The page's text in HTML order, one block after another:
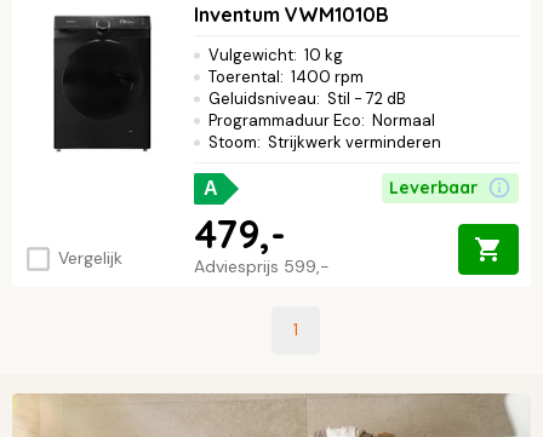
Vergelijk
Inventum VWM1010B
Vulgewicht: 10 kg
Toerental: 1400 rpm
Geluidsniveau: Stil - 72 dB
Programmaduur Eco: Normaal
Stoom: Strijkwerk verminderen
A Leverbaar
Adviesprijs 599,-
479,-
1